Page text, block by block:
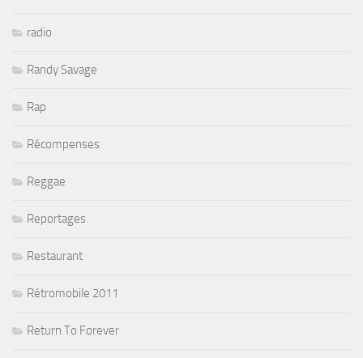
radio
Randy Savage
Rap
Récompenses
Reggae
Reportages
Restaurant
Rétromobile 2011
Return To Forever